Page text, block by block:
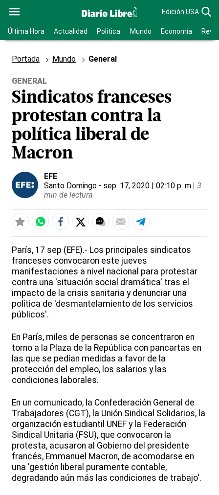
Edición USA
Última Hora Actualidad Política Mundo Economía
Portada Mundo General
GENERAL
Sindicatos franceses
protestan contra la
política liberal de
Macron
EFE
Santo Domingo - sep. 17, 2020 | 02:10 p. m.| 3
min de lectura
París, 17 sep (EFE).- Los principales sindicatos
franceses convocaron este jueves
manifestaciones a nivel nacional para protestar
contra una 'situación social dramática' tras el
impacto de la crisis sanitaria y denunciar una
política de 'desmantelamiento de los servicios
públicos'.
En París, miles de personas se concentraron en
torno a la Plaza de la República con pancartas en
las que se pedían medidas a favor de la
protección del empleo, los salarios y las
condiciones laborales.
En un comunicado, la Confederación General de
Trabajadores (CGT), la Unión Sindical Solidarios, la
organización estudiantil UNEF y la Federación
Sindical Unitaria (FSU), que convocaron la
protesta, acusaron al Gobierno del presidente
francés, Emmanuel Macron, de acomodarse en
una 'gestión liberal puramente contable,
degradando aún más las condiciones de trabajo'.